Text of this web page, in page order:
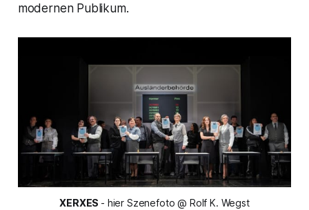
modernen Publikum.
XERXES - hier Szenefoto @ Rolf K. Wegst